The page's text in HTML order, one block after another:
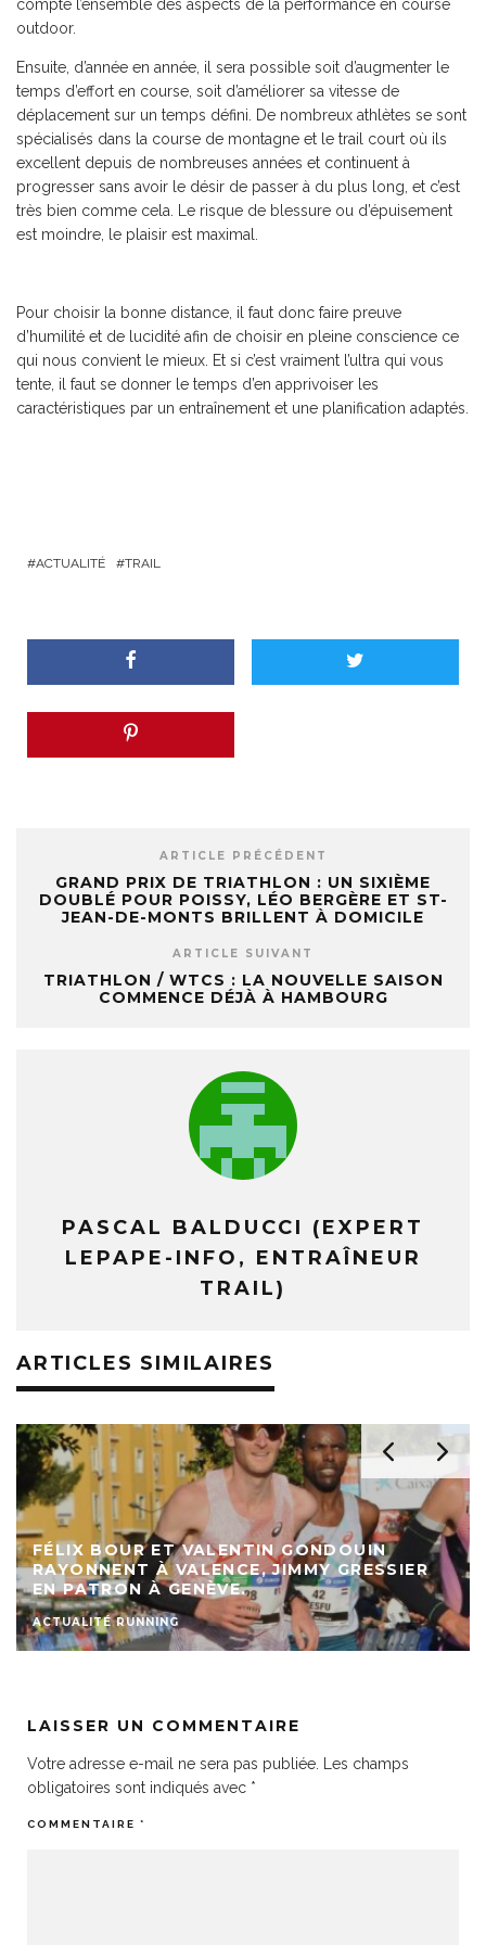
compte l’ensemble des aspects de la performance en course
outdoor.
Ensuite, d’année en année, il sera possible soit d’augmenter le
temps d’effort en course, soit d’améliorer sa vitesse de
déplacement sur un temps défini. De nombreux athlètes se sont
spécialisés dans la course de montagne et le trail court où ils
excellent depuis de nombreuses années et continuent à
progresser sans avoir le désir de passer à du plus long, et c’est
très bien comme cela. Le risque de blessure ou d’épuisement
est moindre, le plaisir est maximal.
Pour choisir la bonne distance, il faut donc faire preuve
d’humilité et de lucidité afin de choisir en pleine conscience ce
qui nous convient le mieux. Et si c’est vraiment l’ultra qui vous
tente, il faut se donner le temps d’en apprivoiser les
caractéristiques par un entraînement et une planification adaptés.
ACTUALITÉ TRAIL
ARTICLE PRÉCÉDENT
GRAND PRIX DE TRIATHLON : UN SIXIÈME
DOUBLÉ POUR POISSY, LÉO BERGÈRE ET ST-
JEAN-DE-MONTS BRILLENT À DOMICILE
ARTICLE SUIVANT
TRIATHLON / WTCS : LA NOUVELLE SAISON
COMMENCE DÉJÀ À HAMBOURG
PASCAL BALDUCCI (EXPERT
LEPAPE-INFO, ENTRAÎNEUR
TRAIL)
ARTICLES SIMILAIRES
FÉLIX BOUR ET VALENTIN GONDOUIN
RAYONNENT À VALENCE, JIMMY GRESSIER
EN PATRON À GENÈVE.
ACTUALITÉ RUNNING
LAISSER UN COMMENTAIRE
Votre adresse e-mail ne sera pas publiée.
Les champs
obligatoires sont indiqués avec *
COMMENTAIRE *